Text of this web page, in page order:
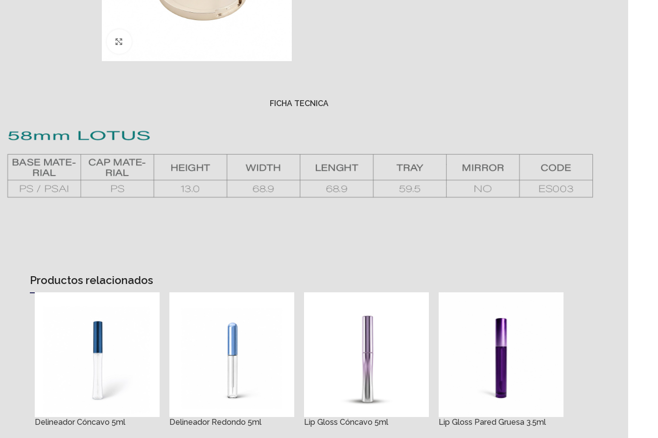
FICHA TECNICA
Productos relacionados
Delineador Cóncavo 5ml Delineador Redondo 5ml Lip Gloss Cóncavo 5ml Lip Gloss Pared Gruesa 3.5ml